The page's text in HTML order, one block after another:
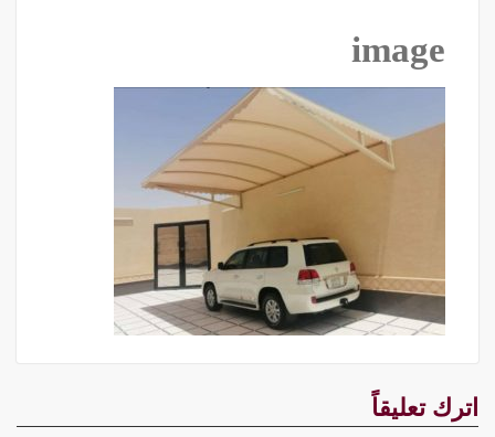
image
اترك تعليقاً